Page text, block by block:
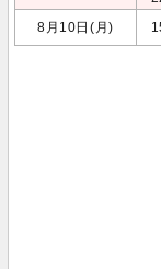
8月10日(月)